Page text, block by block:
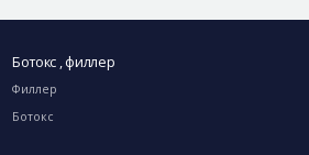
Ботокс , филлер
Филлер
Ботокс